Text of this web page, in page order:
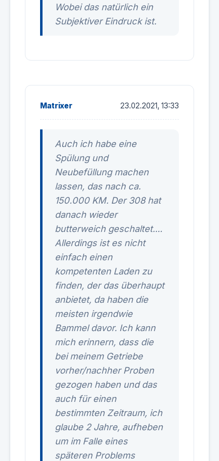
Wobei das natürlich ein
Subjektiver Eindruck ist.
Matrixer 23.02.2021, 13:33
Auch ich habe eine
Spülung und
Neubefüllung machen
lassen, das nach ca.
150.000 KM. Der 308 hat
danach wieder
butterweich geschaltet....
Allerdings ist es nicht
einfach einen
kompetenten Laden zu
finden, der das überhaupt
anbietet, da haben die
meisten irgendwie
Bammel davor. Ich kann
mich erinnern, dass die
bei meinem Getriebe
vorher/nachher Proben
gezogen haben und das
auch für einen
bestimmten Zeitraum, ich
glaube 2 Jahre, aufheben
um im Falle eines
späteren Problems